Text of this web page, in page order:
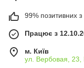
99% позитивних з
Працює з
м. Київ
ул. Вербовая, 23,